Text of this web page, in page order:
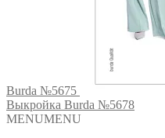
Burda №5675
Выкройка Burda №5678
MENUMENU